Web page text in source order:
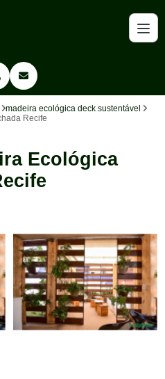
madeira ecológica deck sustentável
Recife
Ecológica